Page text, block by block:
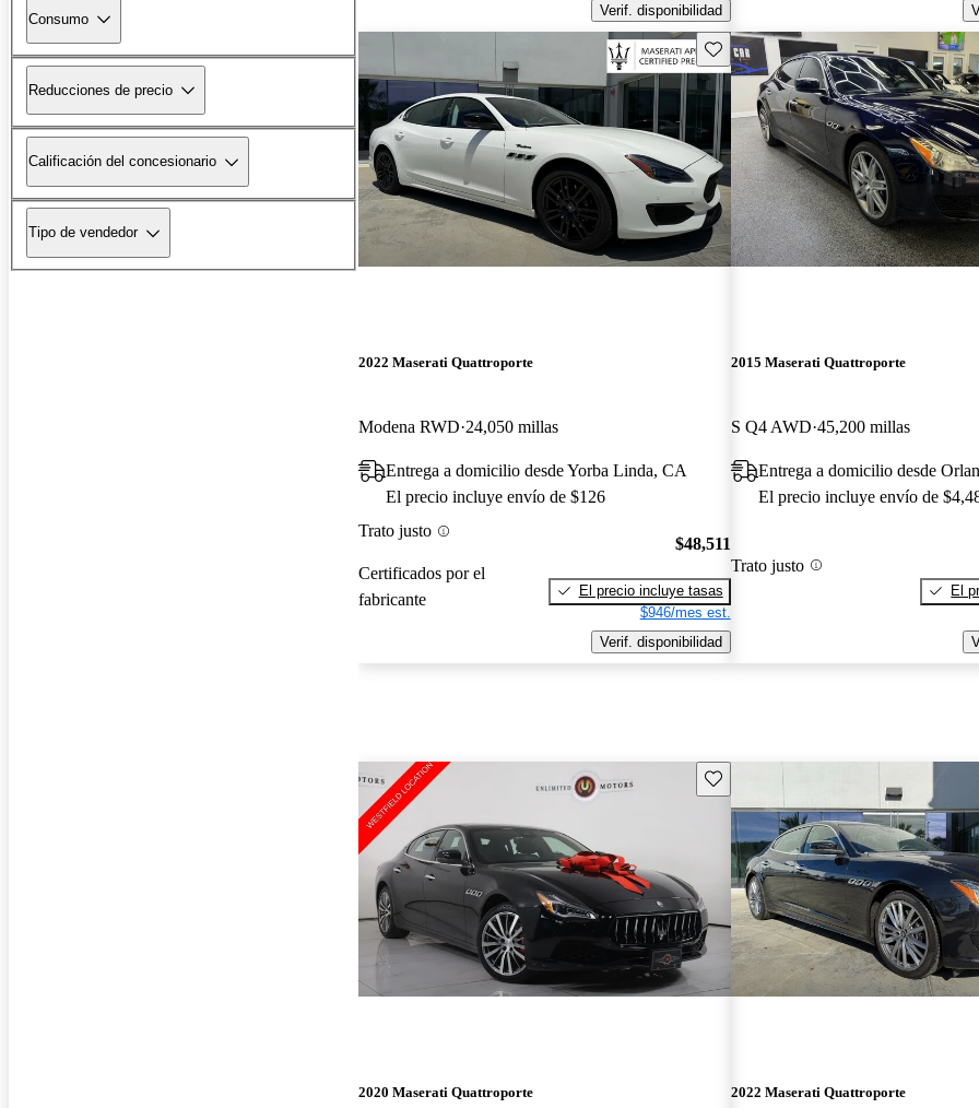
Consumo
Reducciones de precio
Calificación del concesionario
Tipo de vendedor
Verif. disponibilidad
Guarda este Aviso
2022 Maserati Quattroporte
Modena RWD 24,050 millas
Entrega a domicilio desde Yorba Linda, CA
El precio incluye envío de $126
Trato justo
Certificados por el
fabricante
$48,511
El precio incluye tasas
$946/mes est.
Verif. disponibilidad
2015 Maserati Quattroporte
S Q4 AWD 45,200 millas
Entrega a domicilio desde
El precio incluye envío de
Trato justo
El
Guarda este Aviso
2020 Maserati Quattroporte 2022 Maserati Quattroporte